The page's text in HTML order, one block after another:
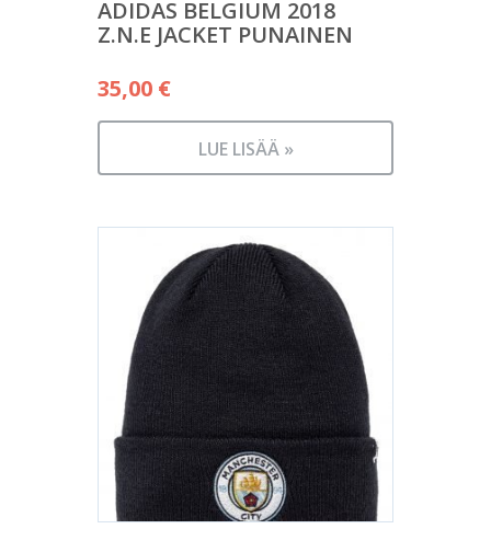
ADIDAS BELGIUM 2018
Z.N.E JACKET PUNAINEN
35,00 €
LUE LISÄÄ »